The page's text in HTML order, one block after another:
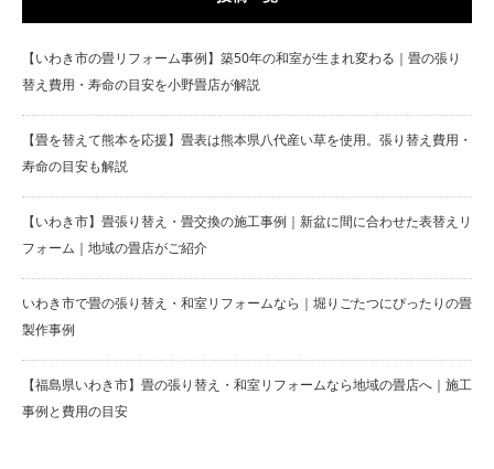
【いわき市の畳リフォーム事例】築50年の和室が生まれ変わる｜畳の張り
替え費用・寿命の目安を小野畳店が解説
【畳を替えて熊本を応援】畳表は熊本県八代産い草を使用。張り替え費用・
寿命の目安も解説
【いわき市】畳張り替え・畳交換の施工事例｜新盆に間に合わせた表替えリ
フォーム｜地域の畳店がご紹介
いわき市で畳の張り替え・和室リフォームなら｜堀りごたつにぴったりの畳
製作事例
【福島県いわき市】畳の張り替え・和室リフォームなら地域の畳店へ｜施工
事例と費用の目安